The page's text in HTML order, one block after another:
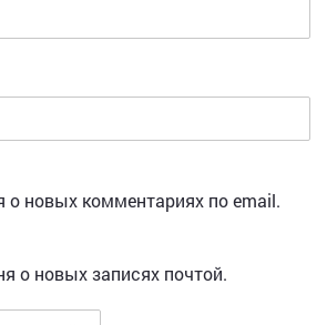
о новых комментариях по email.
о новых записях почтой.